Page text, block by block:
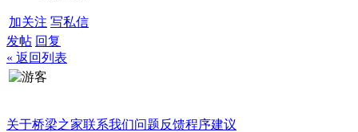
加关注 写私信
发帖 回复
« 返回列表
关于桥梁之家联系我们问题反馈程序建议